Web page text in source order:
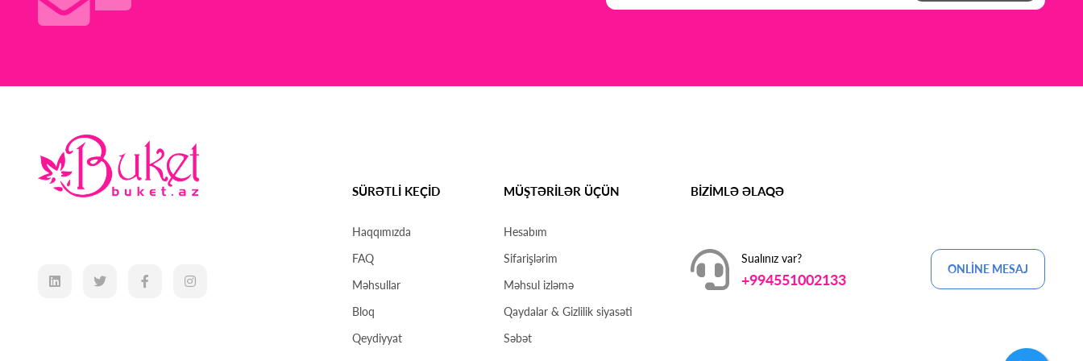
SÜRƏTLİ KEÇİD
Haqqımızda
FAQ
Məhsullar
Bloq
Qeydiyyat
MÜŞTƏRİLƏR ÜÇÜN
Hesabım
Sifarişlərim
Məhsul izləmə
Qaydalar & Gizlilik siyasəti
Səbət
BİZİMLƏ ƏLAQƏ
Sualınız var?
+994551002133
ONLİNE MESAJ